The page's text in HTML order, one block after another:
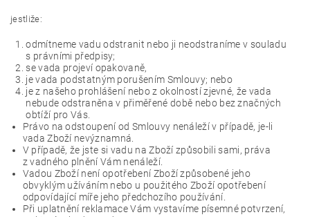
jestliže:
odmítneme vadu odstranit nebo ji neodstraníme v souladu
s právními předpisy;
se vada projeví opakovaně,
je vada podstatným porušením Smlouvy; nebo
je z našeho prohlášení nebo z okolností zjevné, že vada
nebude odstraněna v přiměřené době nebo bez značných
obtíží pro Vás.
Právo na odstoupení od Smlouvy nenáleží v případě, je-li
vada Zboží nevýznamná.
V případě, že jste si vadu na Zboží způsobili sami, práva
z vadného plnění Vám nenáleží.
Vadou Zboží není opotřebení Zboží způsobené jeho
obvyklým užíváním nebo u použitého Zboží opotřebení
odpovídající míře jeho předchozího používání.
Při uplatnění reklamace Vám vystavíme písemné potvrzení,